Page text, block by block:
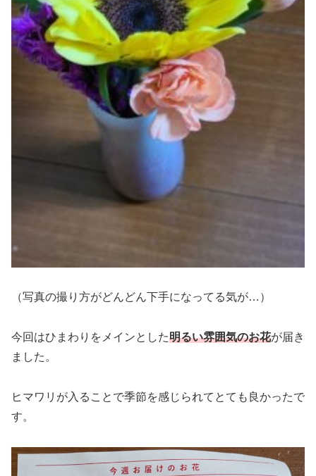
（写真の撮り方がどんどん下手になってる気が…）
今回はひまわりをメインとした明るい雰囲気のお花が届き
ました。
ヒマワリが入ることで季節を感じられてとても良かったで
す。